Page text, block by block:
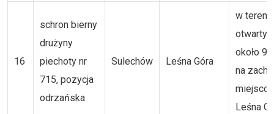
16
schron bierny
drużyny
piechoty nr
715, pozycja
odrzańska
Sulechów Leśna Góra
w
około
na
Leśna